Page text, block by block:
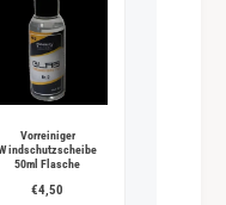
Vorreiniger
50ml Flasche
€4,50